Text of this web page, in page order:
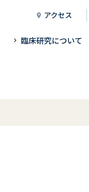
アクセス
臨床研究について